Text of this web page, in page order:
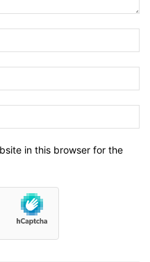
in this browser for the